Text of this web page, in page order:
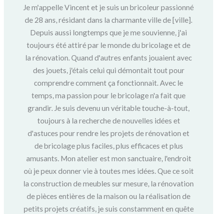
Je m'appelle Vincent et je suis un bricoleur passionné
de 28 ans, résidant dans la charmante ville de [ville].
Depuis aussi longtemps que je me souvienne, j'ai
toujours été attiré par le monde du bricolage et de
la rénovation. Quand d'autres enfants jouaient avec
des jouets, j'étais celui qui démontait tout pour
comprendre comment ça fonctionnait. Avec le
temps, ma passion pour le bricolage n'a fait que
grandir. Je suis devenu un véritable touche-à-tout,
toujours à la recherche de nouvelles idées et
d'astuces pour rendre les projets de rénovation et
de bricolage plus faciles, plus efficaces et plus
amusants. Mon atelier est mon sanctuaire, l'endroit
où je peux donner vie à toutes mes idées. Que ce soit
la construction de meubles sur mesure, la rénovation
de pièces entières de la maison ou la réalisation de
petits projets créatifs, je suis constamment en quête